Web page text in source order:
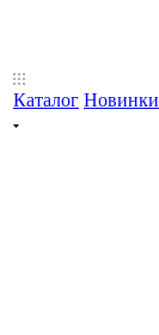
Каталог Новинки